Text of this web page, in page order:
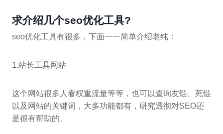
求介绍几个seo优化工具?
seo优化工具有很多，下面一一简单介绍老纯：
1.站长工具网站
这个网站很多人看权重流量等等，也可以查询友链、死链
以及网站的关键词，大多功能都有，研究透彻对SEO还
是很有帮助的。